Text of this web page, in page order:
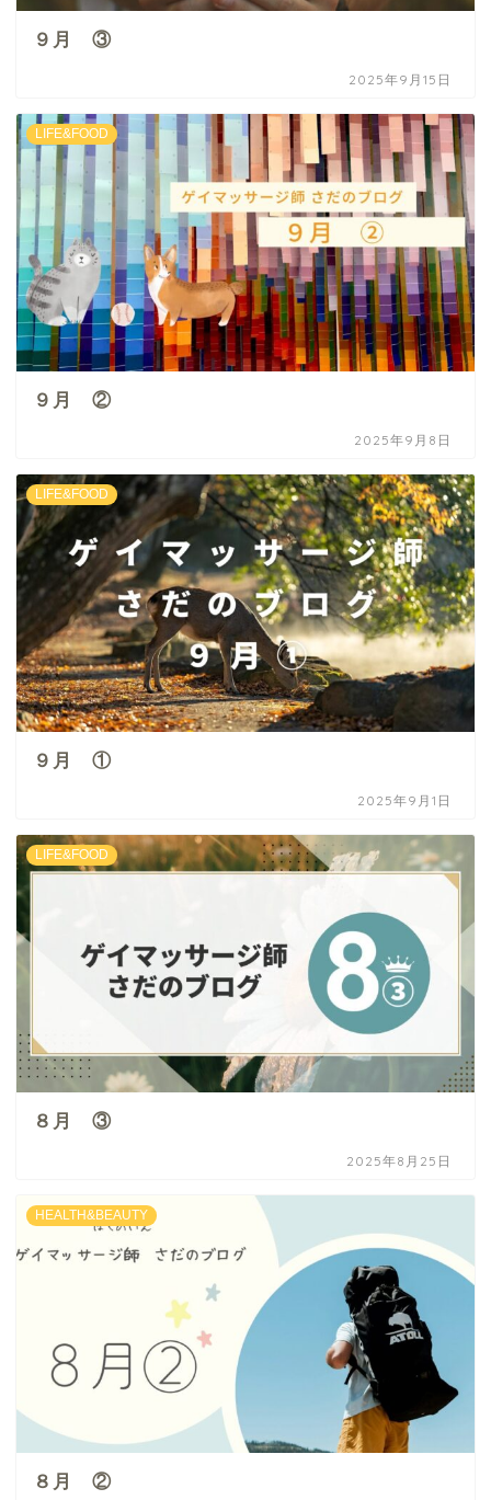
９月 ③
2025年9月15日
LIFE&FOOD
９月 ②
2025年9月8日
LIFE&FOOD
９月 ①
2025年9月1日
LIFE&FOOD
８月 ③
2025年8月25日
HEALTH&BEAUTY
８月 ②